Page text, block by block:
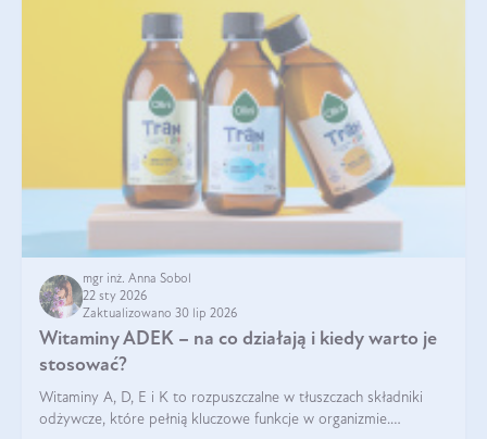
mgr inż. Anna Sobol
22 sty 2026
Zaktualizowano 30 lip 2026
Witaminy ADEK – na co działają i kiedy warto je
stosować?
Witaminy A, D, E i K to rozpuszczalne w tłuszczach składniki
odżywcze, które pełnią kluczowe funkcje w organizmie.